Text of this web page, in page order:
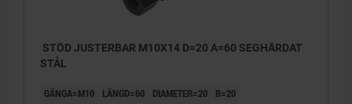
STÖD JUSTERBAR M10X14 D=20 A=60 SEGHÄRDAT
STÅL
GÄNGA=M10 LÄNGD=60 DIAMETER=20
B=20